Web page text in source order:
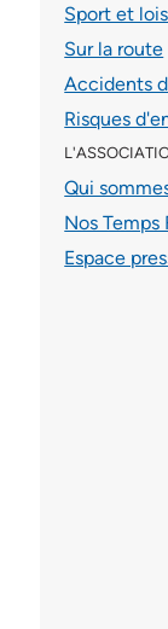
Sport et
Sur la route
Accidents
Risques
Qui
Nos Temps
Espace